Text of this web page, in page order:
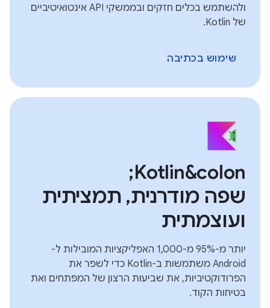
ולהשתמש בכלים חזקים ובממשקי API אינטואיטיביים
של Kotlin.
שימוש בכתיבה
Kotlin&colon;
שפה מודרנית, תמציתית
ועוצמתית
יותר מ-95% מ-1,000 האפליקציות המובילות ל-
Android משתמשות ב-Kotlin כדי לשפר את
הפרודוקטיביות, את שביעות הרצון של המפתחים ואת
בטיחות הקוד.